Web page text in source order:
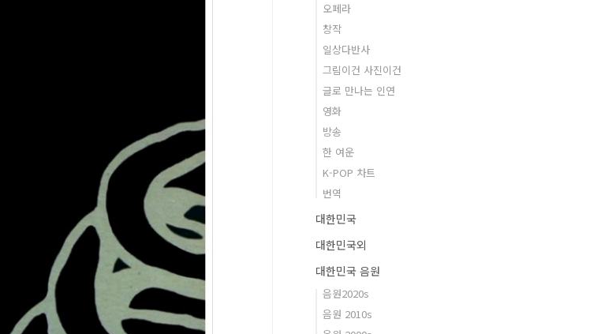
오페라
창작
일상다반사
그림이건 사진이건
글로 만나는 인연
영화
방송
한 여운
K-POP 차트
번역
대한민국
대한민국외
대한민국 음원
음원2020s
음원 2010s